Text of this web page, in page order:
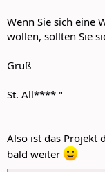
Wenn Sie sich eine
wollen, sollten Sie
Gruß
St. All**** "
Also ist das Projekt
bald weiter